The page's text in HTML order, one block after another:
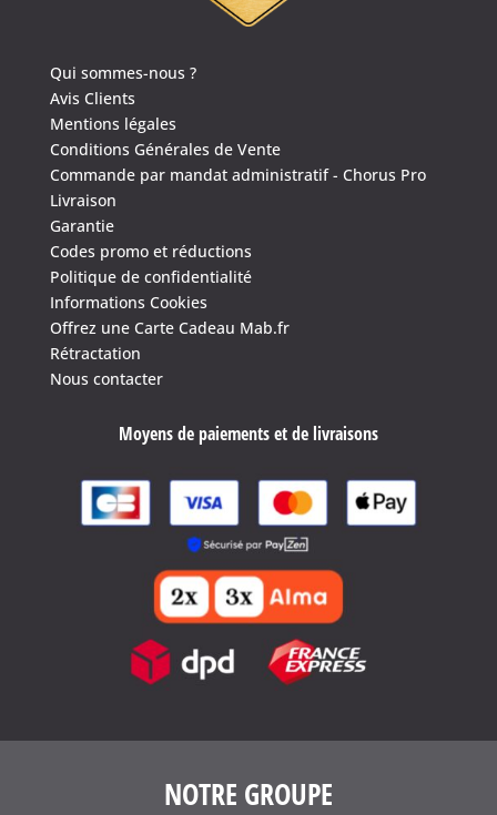
Qui sommes-nous ?
Avis Clients
Mentions légales
Conditions Générales de Vente
Commande par mandat administratif - Chorus Pro
Livraison
Garantie
Codes promo et réductions
Politique de confidentialité
Informations Cookies
Offrez une Carte Cadeau Mab.fr
Rétractation
Nous contacter
Moyens de paiements et de livraisons
NOTRE GROUPE